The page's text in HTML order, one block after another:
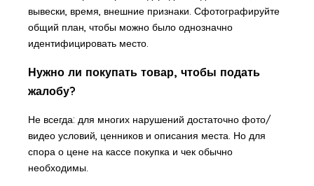
вывески, время, внешние признаки. Сфотографируйте
общий план, чтобы можно было однозначно
идентифицировать место.
Нужно ли покупать товар, чтобы подать
жалобу?
Не всегда: для многих нарушений достаточно фото/
видео условий, ценников и описания места. Но для
спора о цене на кассе покупка и чек обычно
необходимы.